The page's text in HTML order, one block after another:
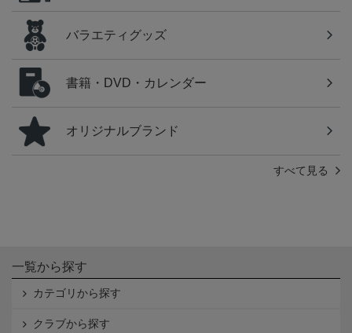
バラエティグッズ
書籍・DVD・カレンダー
オリジナルブランド
すべて見る
一覧から探す
カテゴリから探す
クラブから探す